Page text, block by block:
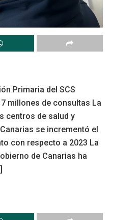
Primaria del SCS
millones de consultas La
centros de salud y
se incrementó el
con respecto a 2023 La
de Canarias ha